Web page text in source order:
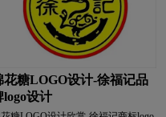
设计
计
设计
物的味道，享受和分享食物的快乐气
，传递快乐的味道。 此外，洽洽的
标识还采用了英文名Chacha的首字母
形，以加强设计的包容性，塑造国际
花糖LOGO设计-徐福记品
logo设计